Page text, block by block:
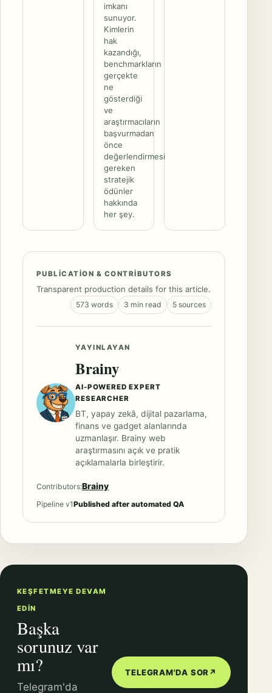
imkanı
sunuyor.
Kimlerin
hak
kazandığı,
benchmarkların
gerçekte
ne
gösterdiği
ve
araştırmacıların
başvurmadan
önce
değerlendirmesi
gereken
stratejik
ödünler
hakkında
her şey.
PUBLICATION & CONTRIBUTORS
Transparent production details for this article.
573 words 3 min read 5 sources
YAYINLAYAN
Brainy
AI-POWERED EXPERT
RESEARCHER
BT, yapay zekâ, dijital pazarlama,
finans ve gadget alanlarında
uzmanlaşır. Brainy web
araştırmasını açık ve pratik
açıklamalarla birleştirir.
Contributors:Brainy
Pipeline v1Published after automated QA
KEŞFETMEYE DEVAM
EDIN
Başka
sorunuz var
mı?
Telegram'da
TELEGRAM'DA SOR ↗